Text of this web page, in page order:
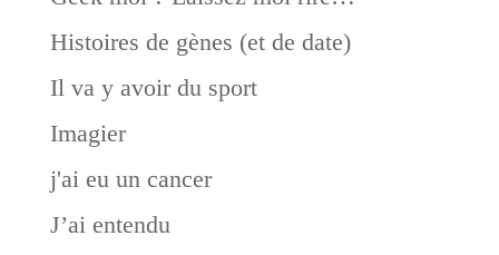
Histoires de gènes (et de date)
Il va y avoir du sport
Imagier
j'ai eu un cancer
J’ai entendu